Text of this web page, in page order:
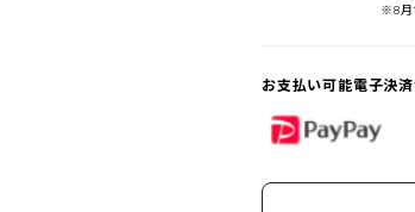
※8月
お支払い可能電子決済
PayPay